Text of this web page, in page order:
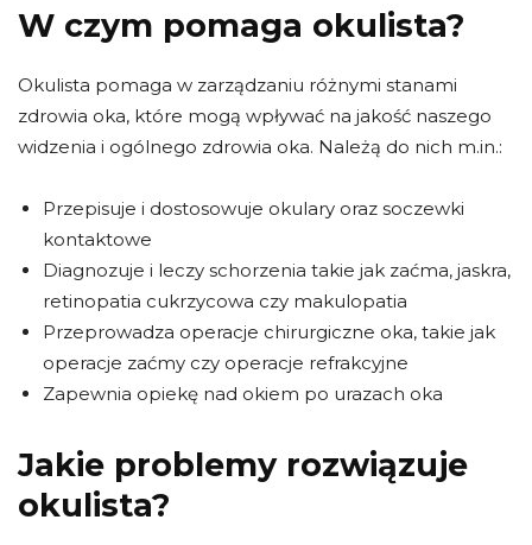
W czym pomaga okulista?
Okulista pomaga w zarządzaniu różnymi stanami
zdrowia oka, które mogą wpływać na jakość naszego
widzenia i ogólnego zdrowia oka. Należą do nich m.in.:
Przepisuje i dostosowuje okulary oraz soczewki
kontaktowe
Diagnozuje i leczy schorzenia takie jak zaćma, jaskra,
retinopatia cukrzycowa czy makulopatia
Przeprowadza operacje chirurgiczne oka, takie jak
operacje zaćmy czy operacje refrakcyjne
Zapewnia opiekę nad okiem po urazach oka
Jakie problemy rozwiązuje
okulista?